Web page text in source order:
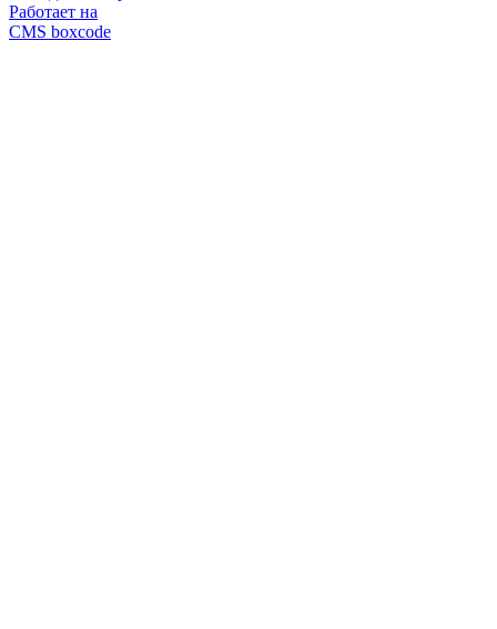
Работает на
CMS boxcode